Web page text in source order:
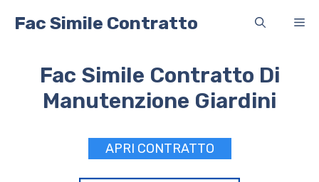
Fac Simile Contratto
Fac Simile Contratto Di
Manutenzione Giardini
APRI CONTRATTO